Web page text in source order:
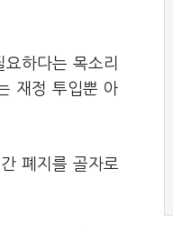
하다는 목소리
재정 투입뿐 아
폐지를 골자로